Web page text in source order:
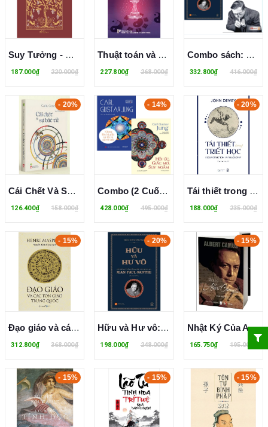
Suy Tưởng - Marcus Aurelius
187.000₫ 220.000₫
Thuật toán và Quyền mưu - Đỗ Hoàng Linh
227.800₫ 268.000₫
Combo sách: Hữu và Hư vô - Một khảo sát hữu thể học hiện tượng học của Jean-Paul Sartre + Jean-Paul Sartre - Anh Hùng Và Nạn Nhân Của "Ý Thức Khốn Khổ"
332.800₫ 416.000₫
- 20%
Cái Chết Và Sự Bất Tử - Carl Gustav Jung
126.400₫ 158.000₫
- 14%
Combo (2 Cuốn sách) Những Liên Hệ Giữa Cái Tôi Và Cái Vô Thức + Hồi Ức, Giấc Mơ, Suy Ngẫm (Carl Gustav Jung)
428.000₫ 495.000₫
- 20%
Tái thiết trong triết học (Reconstruction in Philosophy) - John Dewey
188.000₫ 235.000₫
- 15%
Đạo giáo và các tôn giáo Trung Quốc - Henri Maspero
312.800₫ 368.000₫
- 20%
Hữu và Hư vô: Một khảo sát hữu thể học hiện tượng học của Jean-Paul Sartre
198.000₫ 248.000₫
- 15%
Nhật Ký Của Albert Camus - Albert Camus
165.750₫ 195.000₫
- 15% - 15% - 15%